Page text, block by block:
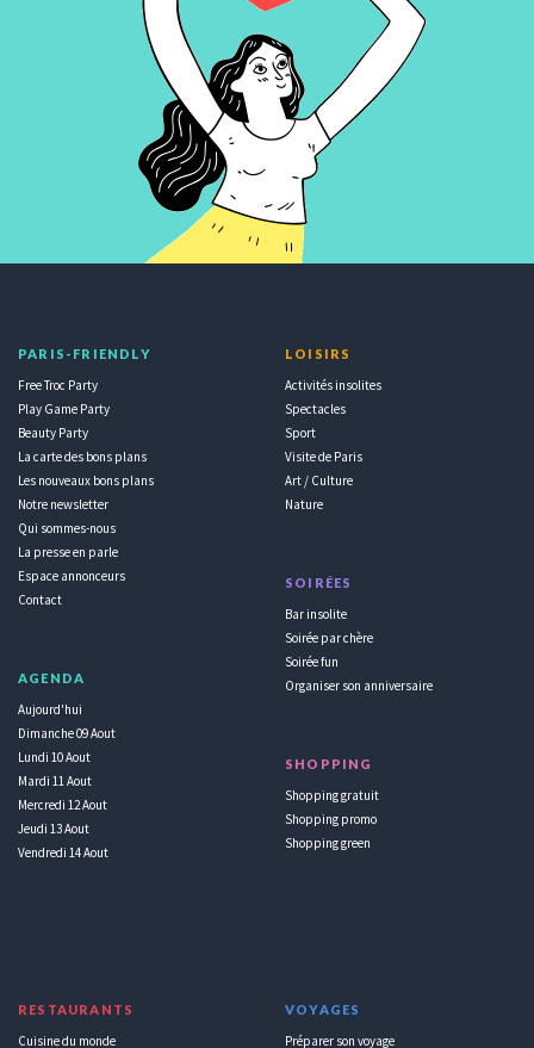
PARIS-FRIENDLY
Free Troc Party
Play Game Party
Beauty Party
La carte des bons plans
Les nouveaux bons plans
Notre newsletter
Qui sommes-nous
La presse en parle
Espace annonceurs
Contact
AGENDA
Aujourd'hui
Dimanche 09 Aout
Lundi 10 Aout
Mardi 11 Aout
Mercredi 12 Aout
Jeudi 13 Aout
Vendredi 14 Aout
LOISIRS
Activités insolites
Spectacles
Sport
Visite de Paris
Art / Culture
Nature
SOIRÉES
Bar insolite
Soirée par chère
Soirée fun
Organiser son anniversaire
SHOPPING
Shopping gratuit
Shopping promo
Shopping green
RESTAURANTS
Cuisine du monde
VOYAGES
Préparer son voyage